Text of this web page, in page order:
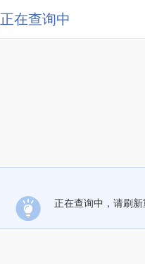
正在查询中
正在查询中，请刷新